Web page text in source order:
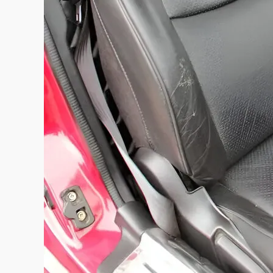
この画像の記事を